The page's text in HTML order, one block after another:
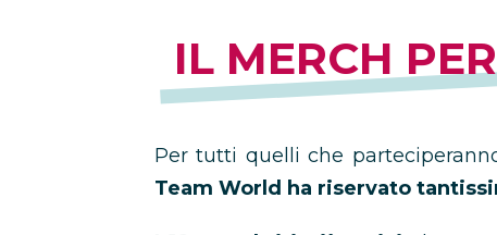
IL MERCH
Per tutti quelli che
Team World ha riservato